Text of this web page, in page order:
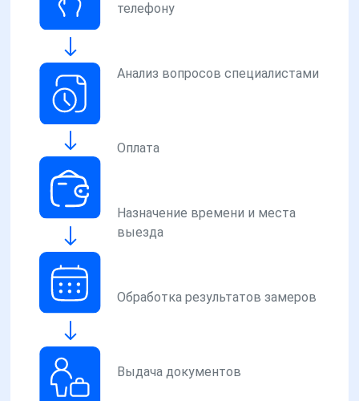
телефону
Анализ вопросов специалистами
Оплата
Назначение времени и места
выезда
Обработка результатов замеров
Выдача документов